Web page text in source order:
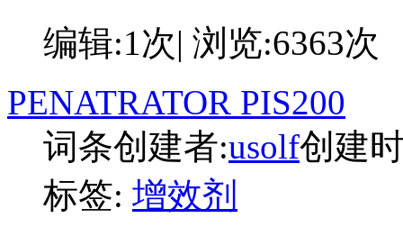
编辑:1次| 浏览:6363次
PENATRATOR PIS200
词条创建者:usolf创建
标签: 增效剂